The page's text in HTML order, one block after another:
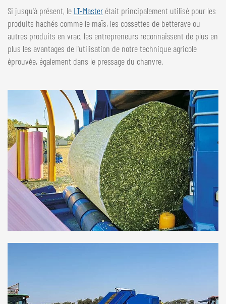
Si jusqu'à présent, le LT-Master était principalement utilisé pour les
produits hachés comme le maïs, les cossettes de betterave ou
autres produits en vrac, les entrepreneurs reconnaissent de plus en
plus les avantages de l'utilisation de notre technique agricole
éprouvée, également dans le pressage du chanvre.